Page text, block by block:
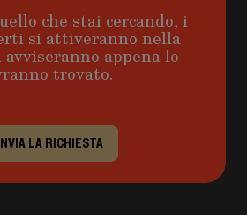
che stai cercando, i
si attiveranno nella
appena lo
trovato.
LA RICHIESTA